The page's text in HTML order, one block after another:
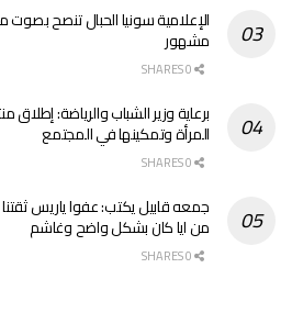
الإعلامية سونيا الحبال تنصح
مشهور
برعاية وزير الشباب والرياضة: إطلاق
المرأة وتمكينها في المجتمع
جمعه قابيل يكتب: عفوا ياريس ثقتنا
من ايا كان بشكل واضح وغاشم